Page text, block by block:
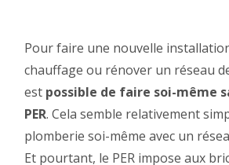
Pour faire une nouvelle
chauffage ou rénover un réseau
est possible de faire soi-même
PER. Cela semble relativement
plomberie soi-même avec un
Et pourtant, le PER impose aux